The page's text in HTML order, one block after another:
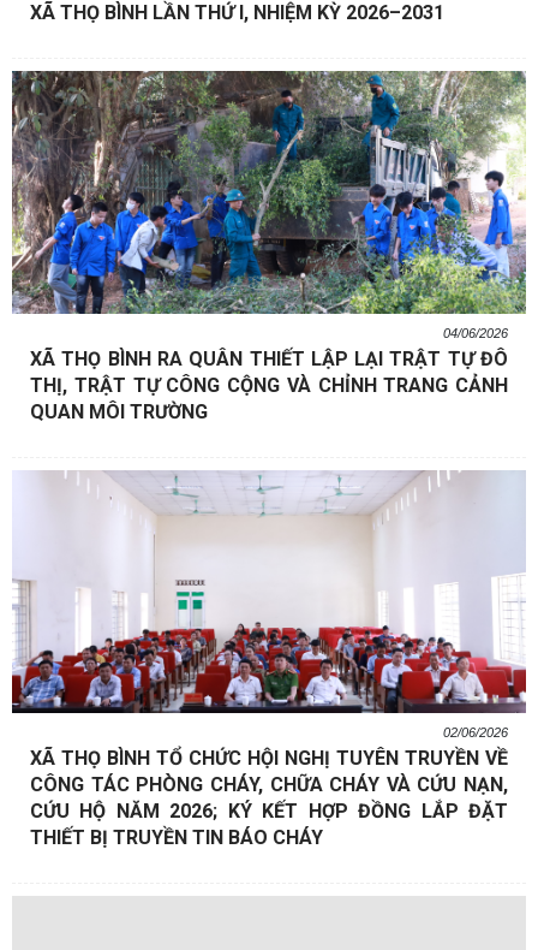
XÃ THỌ BÌNH LẦN THỨ I, NHIỆM KỲ 2026–2031
04/06/2026
XÃ THỌ BÌNH RA QUÂN THIẾT LẬP LẠI TRẬT TỰ ĐÔ
THỊ, TRẬT TỰ CÔNG CỘNG VÀ CHỈNH TRANG CẢNH
QUAN MÔI TRƯỜNG
02/06/2026
XÃ THỌ BÌNH TỔ CHỨC HỘI NGHỊ TUYÊN TRUYỀN VỀ
CÔNG TÁC PHÒNG CHÁY, CHỮA CHÁY VÀ CỨU NẠN,
CỨU HỘ NĂM 2026; KÝ KẾT HỢP ĐỒNG LẮP ĐẶT
THIẾT BỊ TRUYỀN TIN BÁO CHÁY
Trung tâm Cung ứng dịch vụ công xã Thọ Bình phối hợp với Công